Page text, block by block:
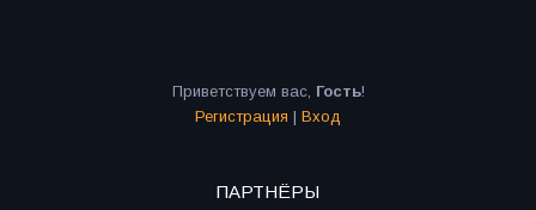
Приветствуем вас, Гость!
Регистрация | Вход
ПАРТНЁРЫ